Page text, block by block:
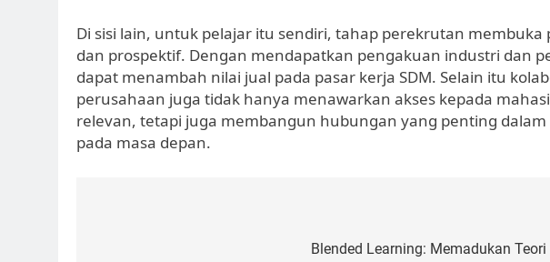
Di sisi lain, untuk pelajar itu sendiri, tahap perekrutan membuka
dan prospektif. Dengan mendapatkan pengakuan industri dan
dapat menambah nilai jual pada pasar kerja SDM. Selain itu
perusahaan juga tidak hanya menawarkan akses kepada
relevan, tetapi juga membangun hubungan yang penting
pada masa depan.
Blended Learning: Memadukan